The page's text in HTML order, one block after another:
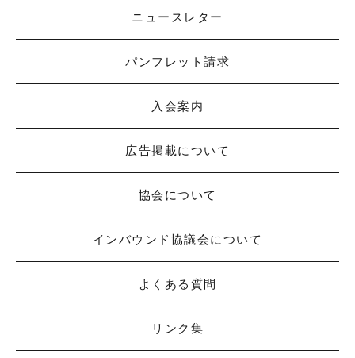
ニュースレター
パンフレット請求
入会案内
広告掲載について
協会について
インバウンド協議会について
よくある質問
リンク集